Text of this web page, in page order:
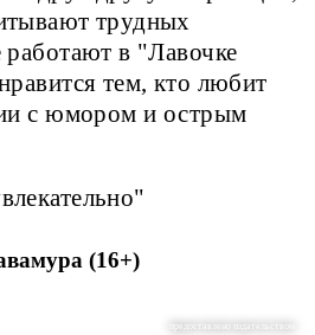
трудных
в "Лавочке
тем, кто любит
с юмором и острым
(16+)